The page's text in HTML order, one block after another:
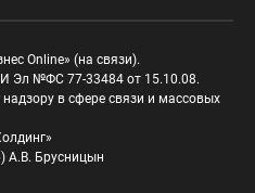
Online» (на связи).
Эл №ФС 77-33484 от 15.10.08.
в сфере связи и массовых
А.В. Брусницын